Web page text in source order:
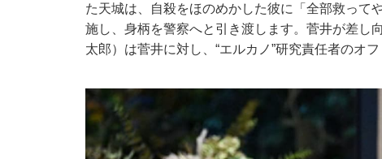
た天城は、自殺をほのめかした彼に「全部救って
施し、身柄を警察へと引き渡します。菅井が差し
太郎）は菅井に対し、“エルカノ”研究責任者のオ